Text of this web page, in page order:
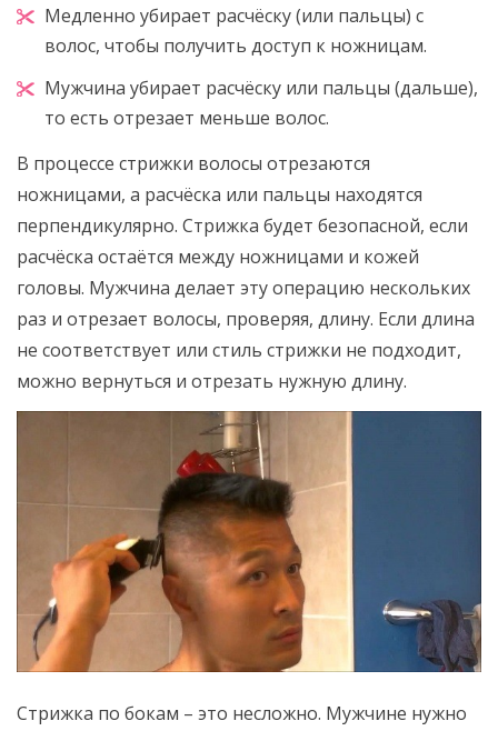
Медленно убирает расчёску (или пальцы) с
волос, чтобы получить доступ к ножницам.
Мужчина убирает расчёску или пальцы (дальше),
то есть отрезает меньше волос.
В процессе стрижки волосы отрезаются
ножницами, а расчёска или пальцы находятся
перпендикулярно. Стрижка будет безопасной, если
расчёска остаётся между ножницами и кожей
головы. Мужчина делает эту операцию нескольких
раз и отрезает волосы, проверяя, длину. Если длина
не соответствует или стиль стрижки не подходит,
можно вернуться и отрезать нужную длину.
Стрижка по бокам – это несложно. Мужчине нужно